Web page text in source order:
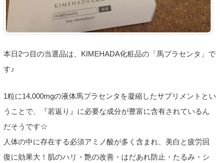
本日2つ目の当選品は、KIMEHADA化粧品の「馬プラセンタ」で
す♪
1粒に14,000mgの液体馬プラセンタを凝縮したサプリメントとい
うことで、『若返り』に必要な成分が豊富に含有されているん
だそうです☆
人体の中に存在する必須アミノ酸が多く含まれ、美白と疲労回
復に効果大！肌のハリ・艶の改善・はだあれ防止・たるみ・シ